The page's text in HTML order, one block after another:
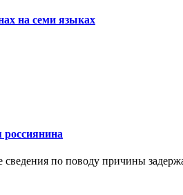
на семи языках
россиянина
по поводу причины